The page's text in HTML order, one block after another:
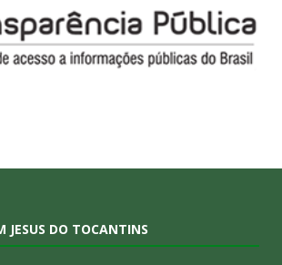
JESUS DO TOCANTINS